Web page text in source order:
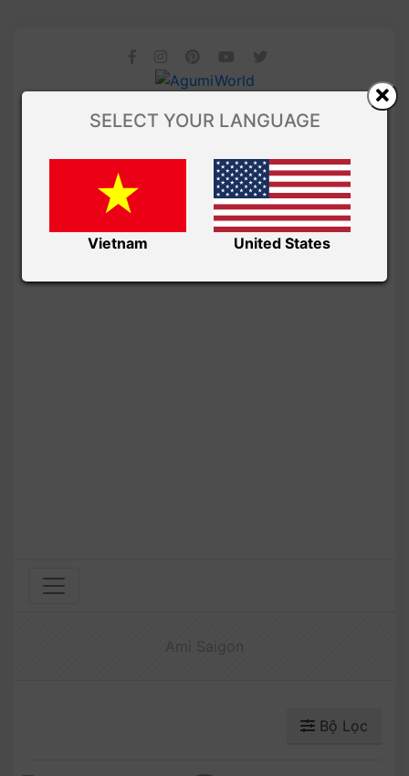
Bộ Lọc
SELECT YOUR LANGUAGE
Vietnam United States